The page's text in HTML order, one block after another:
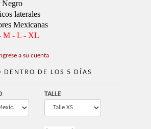
Negro
laterales
Mexicanas
M - L - XL
a su cuenta
DENTRO DE LOS 5 DÍAS
TALLE